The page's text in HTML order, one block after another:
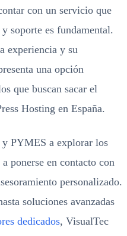
con un servicio que
soporte es fundamental.
experiencia y su
una opción
que buscan sacar el
Hosting en España.
y PYMES a explorar los
ponerse en contacto con
personalizado.
soluciones avanzadas
dedicados, VisualTec